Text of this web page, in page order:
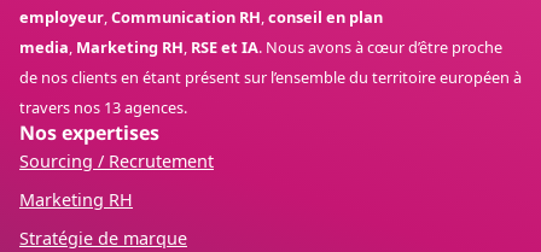
employeur,Communication RH,conseil en plan
media, Marketing RH, RSE et IA. Nous avons à cœur d’être proche
de nos clients en étant présent sur l’ensemble du territoire européen à
travers nos 13 agences.
Nos expertises
Sourcing / Recrutement
Marketing RH
Stratégie de marque